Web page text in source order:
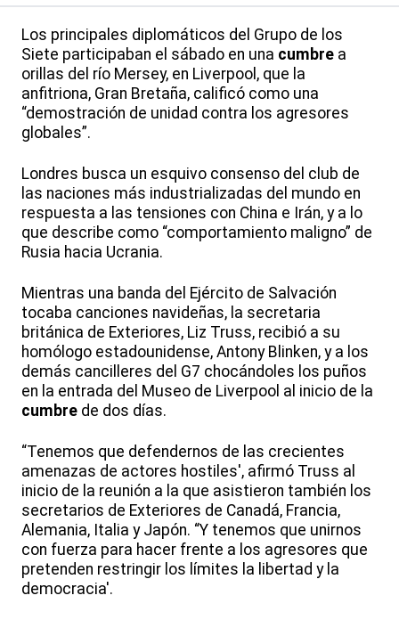
Los principales diplomáticos del Grupo de los
Siete participaban el sábado en una cumbre a
orillas del río Mersey, en Liverpool, que la
anfitriona, Gran Bretaña, calificó como una
“demostración de unidad contra los agresores
globales”.
Londres busca un esquivo consenso del club de
las naciones más industrializadas del mundo en
respuesta a las tensiones con China e Irán, y a lo
que describe como “comportamiento maligno” de
Rusia hacia Ucrania.
Mientras una banda del Ejército de Salvación
tocaba canciones navideñas, la secretaria
británica de Exteriores, Liz Truss, recibió a su
homólogo estadounidense, Antony Blinken, y a los
demás cancilleres del G7 chocándoles los puños
en la entrada del Museo de Liverpool al inicio de la
cumbre de dos días.
“Tenemos que defendernos de las crecientes
amenazas de actores hostiles', afirmó Truss al
inicio de la reunión a la que asistieron también los
secretarios de Exteriores de Canadá, Francia,
Alemania, Italia y Japón. “Y tenemos que unirnos
con fuerza para hacer frente a los agresores que
pretenden restringir los límites la libertad y la
democracia'.